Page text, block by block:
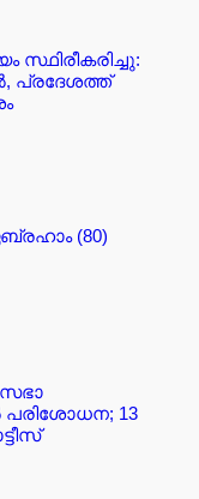
സ്ഥിരീകരിച്ചു:
പ്രദേശത്ത്
(80)
പരിശോധന; 13